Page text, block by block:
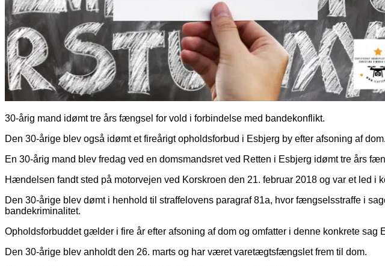
30-årig mand idømt tre års fængsel for vold i forbindelse med bandekonflikt.
Den 30-årige blev også idømt et fireårigt opholdsforbud i Esbjerg by efter afsoning af dom.
En 30-årig mand blev fredag ved en domsmandsret ved Retten i Esbjerg idømt tre års
Hændelsen fandt sted på motorvejen ved Korskroen den 21. februar 2018 og var et led
Den 30-årige blev dømt i henhold til straffelovens paragraf 81a, hvor fængselsstraffe i
bandekriminalitet.
Opholdsforbuddet gælder i fire år efter afsoning af dom og omfatter i denne konkrete sag
Den 30-årige blev anholdt den 26. marts og har været varetægtsfængslet frem til dom.